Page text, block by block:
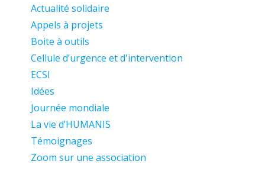
Actualité solidaire
Appels à projets
Boite à outils
Cellule d’urgence et d'intervention
ECSI
Idées
Journée mondiale
La vie d’HUMANIS
Témoignages
Zoom sur une association